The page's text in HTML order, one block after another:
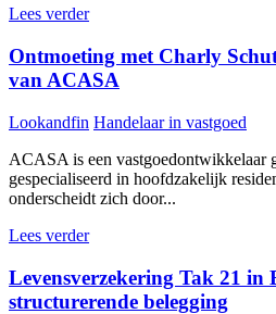
Lees verder
Ontmoeting met Charly
van ACASA
Lookandfin Handelaar in vastgoed
ACASA is een vastgoedontwikkelaar
gespecialiseerd in hoofdzakelijk
onderscheidt zich door...
Lees verder
Levensverzekering Tak 21 in
structurerende belegging